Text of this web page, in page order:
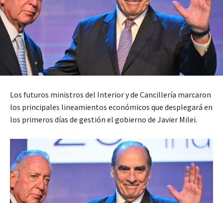
Los futuros ministros del Interior y de Cancillería marcaron
los principales lineamientos económicos que desplegará en
los primeros días de gestión el gobierno de Javier Milei.